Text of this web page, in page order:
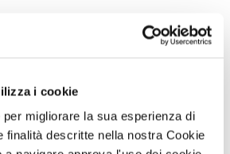
i cookie
migliorare la sua esperienza di
finalità descritte nella nostra Cookie